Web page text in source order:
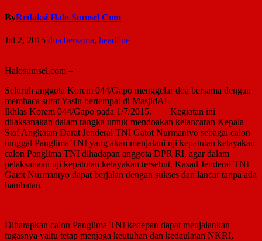
ByRedaksi Halo Sumsel Com
Jul 2, 2015 doa bersama, headline
Halosumsel.com –
Seluruh anggota Korem 044/Gapo menggelar doa bersama dengan
membaca surat Yasin bertempat di MasjidAl-
Ikhlas Korem 044/Gapo pada 1/7/2015. Kegiatan ini
dilaksanakan dalam rangka untuk mendoakan kelancaran Kepala
Staf Angkatan Darat Jenderal TNI Gatot Nurmantyo sebagai calon
tunggal Panglima TNI yang akan menjalani uji kepatutan kelayakan
calon Panglima TNI dihadapan anggota DPR RI, agar dalam
pelaksanaan uji kepatutan kelayakan tersebut, Kasad Jenderal TNI
Gatot Nurmantyo dapat berjalan dengan sukses dan lancar tanpa ada
hambatan.
Diharapkan calon Panglima TNI kedepan dapat menjalankan
tugasnya yaitu tetap menjaga keutuhan dan kedaulatan NKRI,